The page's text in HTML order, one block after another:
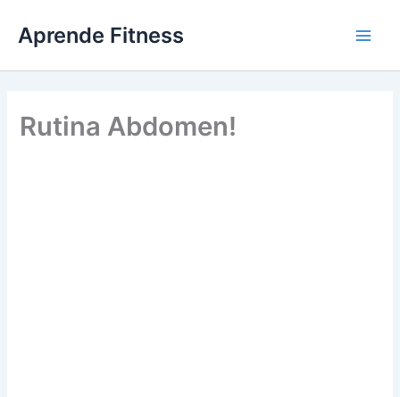
contenido
Aprende Fitness
Rutina Abdomen!